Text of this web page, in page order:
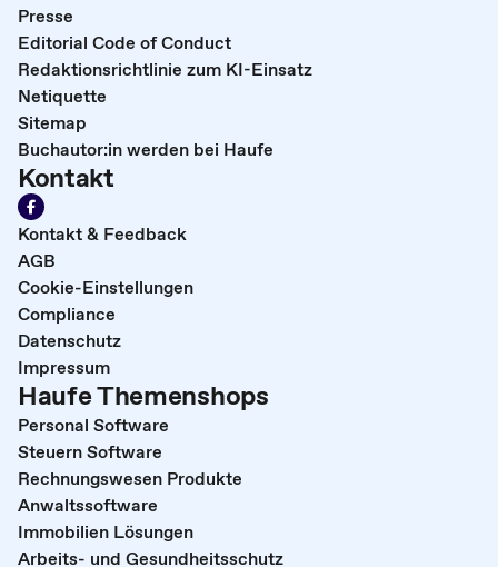
Presse
Editorial Code of Conduct
Redaktionsrichtlinie zum KI-Einsatz
Netiquette
Sitemap
Buchautor:in werden bei Haufe
Kontakt
Kontakt & Feedback
AGB
Cookie-Einstellungen
Compliance
Datenschutz
Impressum
Haufe Themenshops
Personal Software
Steuern Software
Rechnungswesen Produkte
Anwaltssoftware
Immobilien Lösungen
Arbeits- und Gesundheitsschutz